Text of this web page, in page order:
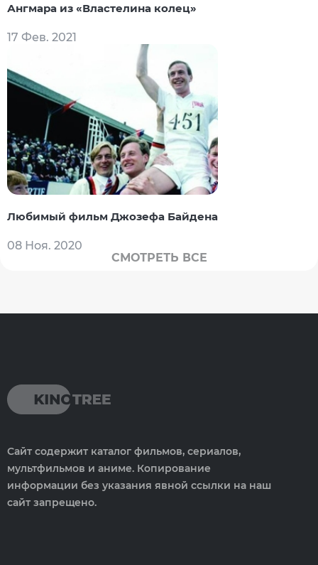
Ангмара из «Властелина колец»
17 Фев. 2021
Любимый фильм Джозефа Байдена
08 Ноя. 2020
СМОТРЕТЬ ВСЕ
Сайт содержит каталог фильмов, сериалов,
мультфильмов и аниме. Копирование
информации без указания явной ссылки на наш
сайт запрещено.